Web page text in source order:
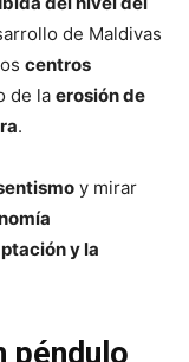
de Maldivas
centros
de la erosión de
.
y mirar
y la
péndulo